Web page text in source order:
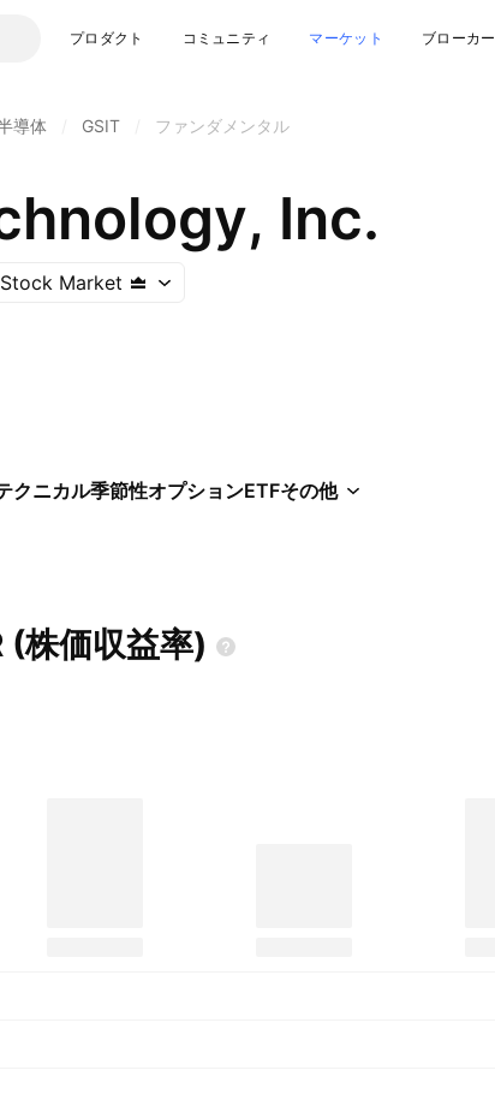
プロダクト コミュニティ マーケット ブローカー
導体 GSIT ファンダメンタル
Inc.
Market
クニカル季節性オプションETFその他
(株価収益率)